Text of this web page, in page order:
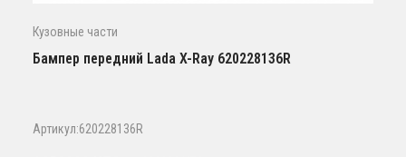
Кузовные части
Бампер передний Lada X-Ray 620228136R
Артикул:620228136R